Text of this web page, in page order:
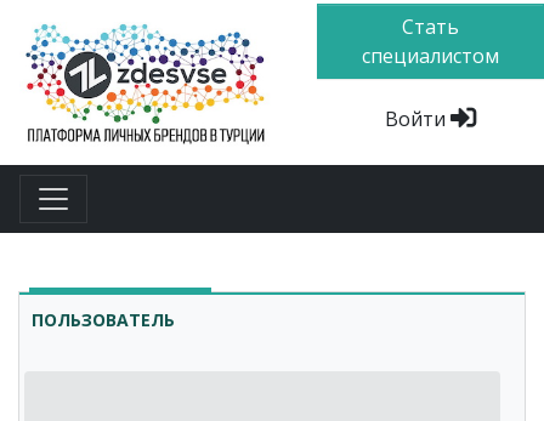
Стать
специалистом
Войти
ПОЛЬЗОВАТЕЛЬ